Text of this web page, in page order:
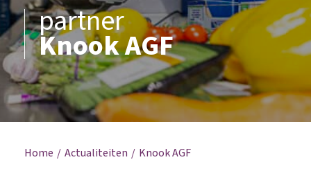
partner
Knook AGF
Home Actualiteiten Knook AGF